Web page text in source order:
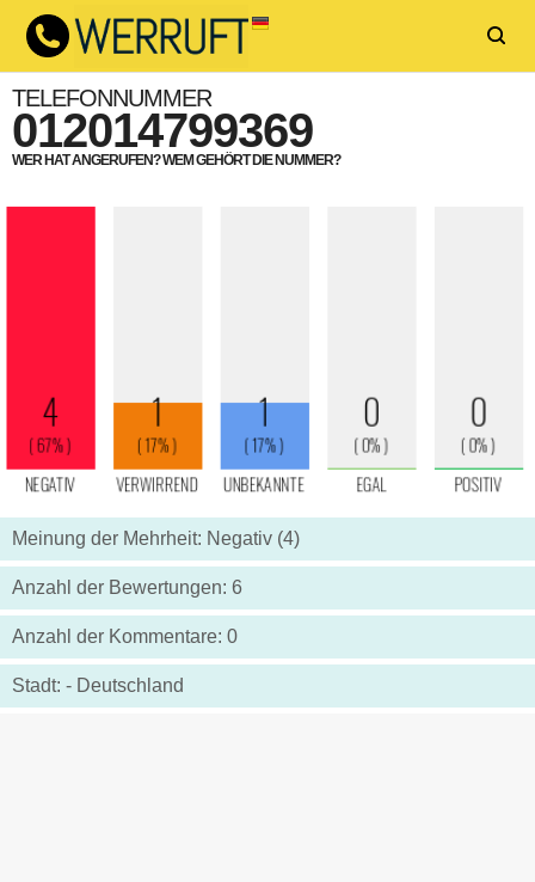
TELEFONNUMMER
012014799369
WER HAT ANGERUFEN? WEM GEHÖRT DIE NUMMER?
Meinung der Mehrheit: Negativ (4)
Anzahl der Bewertungen: 6
Anzahl der Kommentare: 0
Stadt: - Deutschland